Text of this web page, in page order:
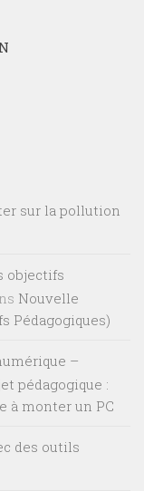
sur la pollution
objectifs
Nouvelle
Pédagogiques)
–
pédagogique :
à monter un PC
des outils